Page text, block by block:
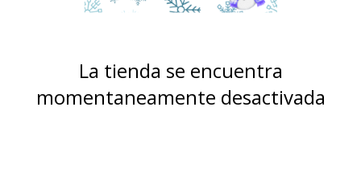
La tienda se encuentra
momentaneamente desactivada